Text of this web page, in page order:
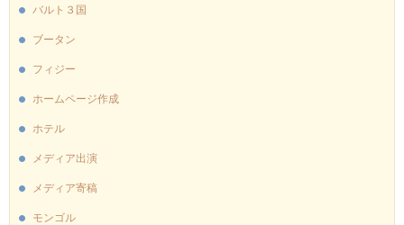
バルト３国
ブータン
フィジー
ホームページ作成
ホテル
メディア出演
メディア寄稿
モンゴル